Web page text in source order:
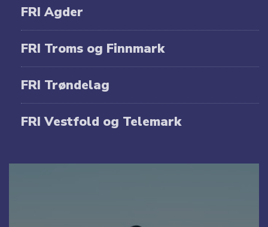
FRI Agder
FRI Troms og Finnmark
FRI Trøndelag
FRI Vestfold og Telemark